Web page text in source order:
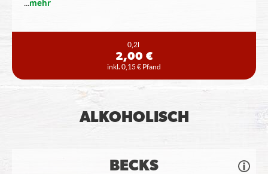
...mehr
0,2l
2,00 €
inkl. 0,15 € Pfand
ALKOHOLISCH
BECKS